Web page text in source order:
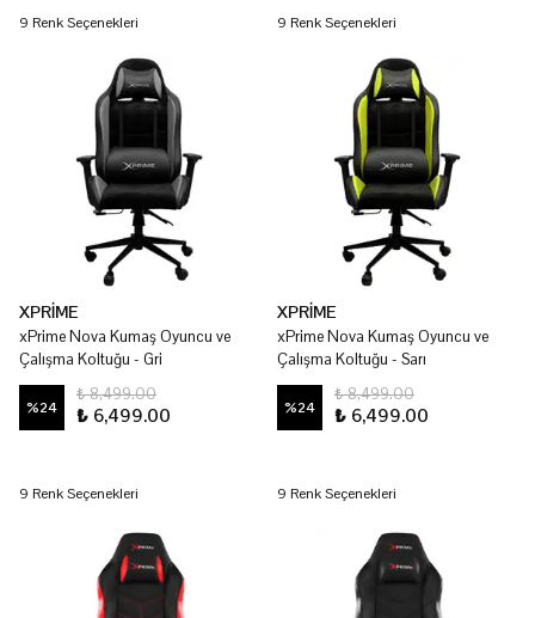
9 Renk Seçenekleri 9 Renk Seçenekleri
XPRİME
xPrime Nova Kumaş Oyuncu ve
Çalışma Koltuğu - Gri
%24
₺ 8,499.00
₺ 6,499.00
9 Renk Seçenekleri
XPRİME
xPrime Nova Kumaş Oyuncu ve
Çalışma Koltuğu - Sarı
%24
₺ 8,499.00
₺ 6,499.00
9 Renk Seçenekleri